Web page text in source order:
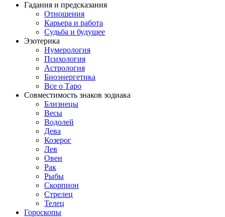
Гадания и предсказания
Отношения
Карьера и работа
Cудьба и будущее
Эзотерика
Нумерология
Психология
Астрология
Биоэнергетика
Все о Таро
Совместимость знаков зодиака
Близнецы
Весы
Водолей
Дева
Козерог
Лев
Овен
Рак
Рыбы
Скорпион
Стрелец
Телец
Гороскопы